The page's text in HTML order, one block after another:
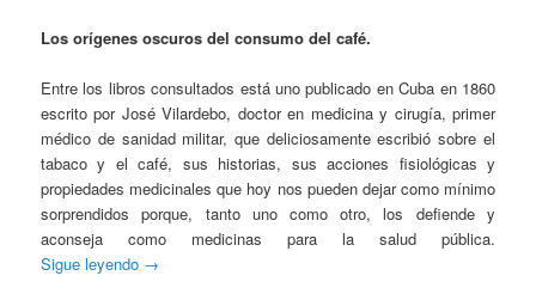
Los orígenes oscuros del consumo del café.
Entre los libros consultados está uno publicado en Cuba en 1860
escrito por José Vilardebo, doctor en medicina y cirugía, primer
médico de sanidad militar, que deliciosamente escribió sobre el
tabaco y el café, sus historias, sus acciones fisiológicas y
propiedades medicinales que hoy nos pueden dejar como mínimo
sorprendidos porque, tanto uno como otro, los defiende y
aconseja como medicinas para la salud pública.
Sigue leyendo →